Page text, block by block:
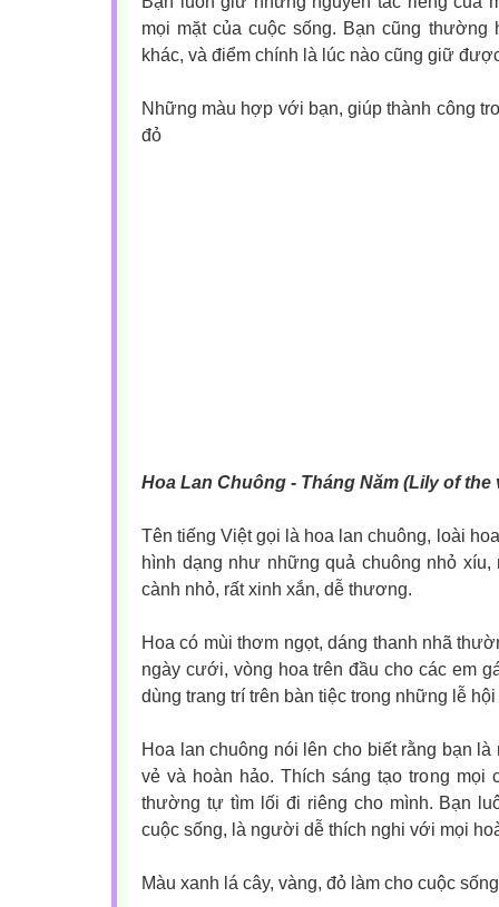
mọi mặt của cuộc sống. Bạn cũng
khác, và điểm chính là lúc nào cũng giữ
Những màu hợp với bạn, giúp thành công
đỏ
Hoa Lan Chuông - Tháng Năm (Lily of
Tên tiếng Việt gọi là hoa lan chuông, loài
hình dạng như những quả chuông nhỏ xíu,
cành nhỏ, rất xinh xắn, dễ thương.
Hoa có mùi thơm ngọt, dáng thanh nhã
ngày cưới, vòng hoa trên đầu cho các em
dùng trang trí trên bàn tiệc trong những lễ
Hoa lan chuông nói lên cho biết rằng bạn
vẻ và hoàn hảo. Thích sáng tạo trong mọi
thường tự tìm lối đi riêng cho mình. Bạn
cuộc sống, là người dễ thích nghi với mọi
Màu xanh lá cây, vàng, đỏ làm cho cuộc